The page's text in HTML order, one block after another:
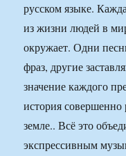
русском языке.
из жизни людей в
окружает. Одни
фраз, другие
значение каждого
история
земле.. Всё это
экспрессивным